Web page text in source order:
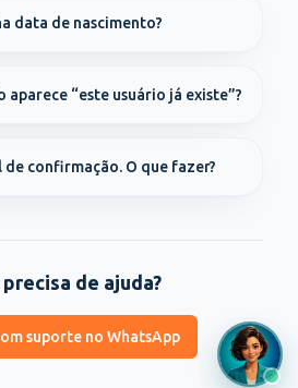
data de nascimento?
aparece “este usuário já existe”?
confirmação. O que fazer?
de ajuda?
suporte no WhatsApp